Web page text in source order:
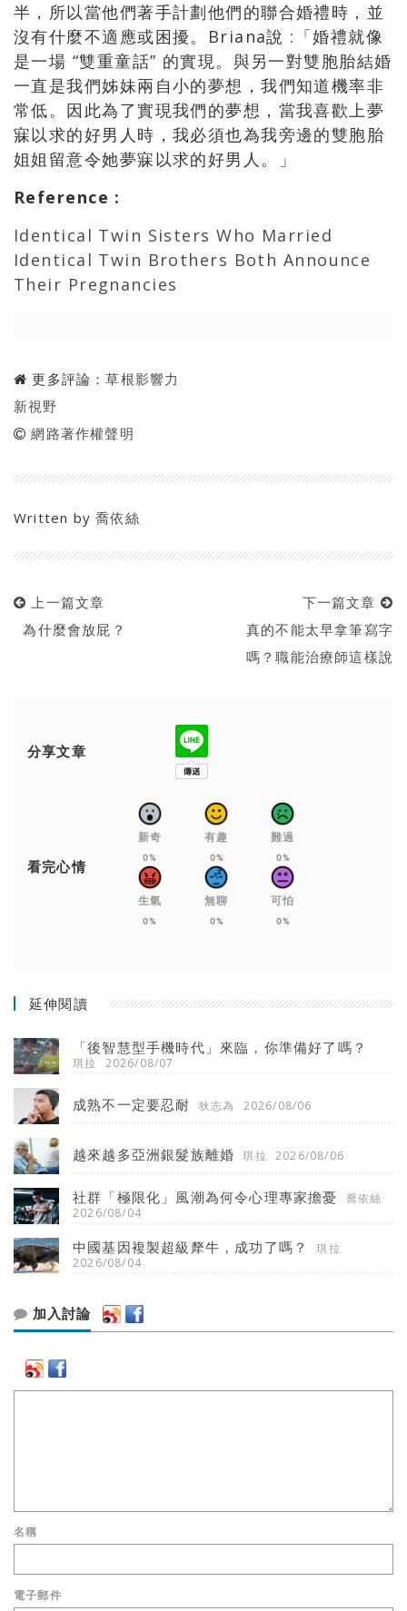
半，所以當他們著手計劃他們的聯合婚禮時，並
沒有什麼不適應或困擾。Briana說 :「婚禮就像
是一場 “雙重童話” 的實現。與另一對雙胞胎結婚
一直是我們姊妹兩自小的夢想，我們知道機率非
常低。因此為了實現我們的夢想，當我喜歡上夢
寐以求的好男人時，我必須也為我旁邊的雙胞胎
姐姐留意令她夢寐以求的好男人。」
Reference :
Identical Twin Sisters Who Married
Identical Twin Brothers Both Announce
Their Pregnancies
更多評論：草根影響力
新視野
網路著作權聲明
Written by喬依絲
上一篇文章
為什麼會放屁？
下一篇文章
真的不能太早拿筆寫字
嗎？職能治療師這樣說
分享文章
看完心情
新奇
0%
有趣
0%
難過
0%
生氣
0%
無聊
0%
可怕
0%
延伸閱讀
「後智慧型手機時代」來臨，你準備好了嗎？
琪拉 2026/08/07
成熟不一定要忍耐 狄志為 2026/08/06
越來越多亞洲銀髮族離婚 琪拉 2026/08/06
社群「極限化」風潮為何令心理專家擔憂
喬依絲
2026/08/04
中國基因複製超級犛牛，成功了嗎？
琪拉
2026/08/04
加入討論
名稱
電子郵件